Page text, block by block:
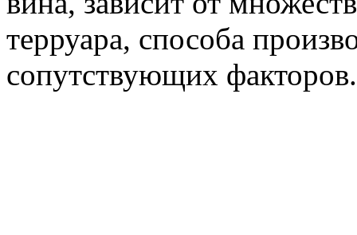
терруара, способа
сопутствующих факторов.